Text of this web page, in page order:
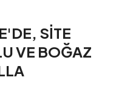
SİTE
VE BOĞAZ